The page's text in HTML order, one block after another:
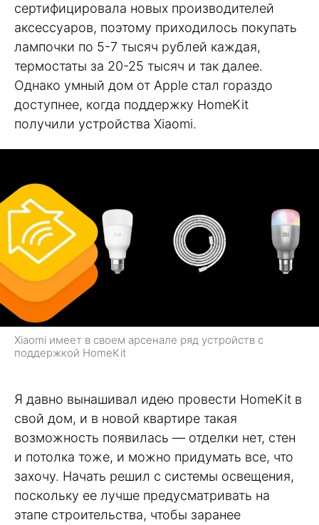
сертифицировала новых производителей
аксессуаров, поэтому приходилось покупать
лампочки по 5-7 тысяч рублей каждая,
термостаты за 20-25 тысяч и так далее.
Однако умный дом от Apple стал гораздо
доступнее, когда поддержку HomeKit
получили устройства Xiaomi.
Xiaomi имеет в своем арсенале ряд устройств с
поддержкой HomeKit
Я давно вынашивал идею провести HomeKit в
свой дом, и в новой квартире такая
возможность появилась — отделки нет, стен
и потолка тоже, и можно придумать все, что
захочу. Начать решил с системы освещения,
поскольку ее лучше предусматривать на
этапе строительства, чтобы заранее